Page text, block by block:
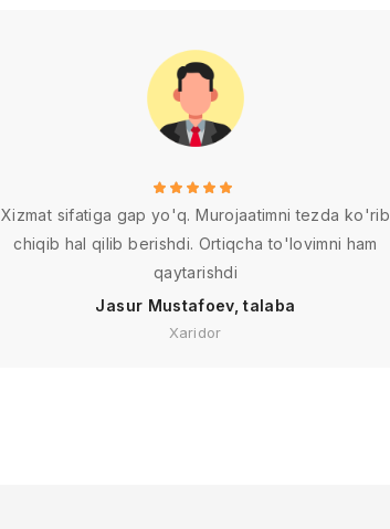
Xizmat sifatiga gap yo'q. Murojaatimni tezda ko'rib
chiqib hal qilib berishdi. Ortiqcha to'lovimni ham
qaytarishdi
Jasur Mustafoev, talaba
Xaridor